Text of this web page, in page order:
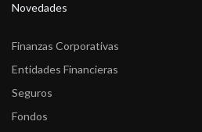
Novedades
Finanzas Corporativas
Entidades Financieras
Seguros
Fondos